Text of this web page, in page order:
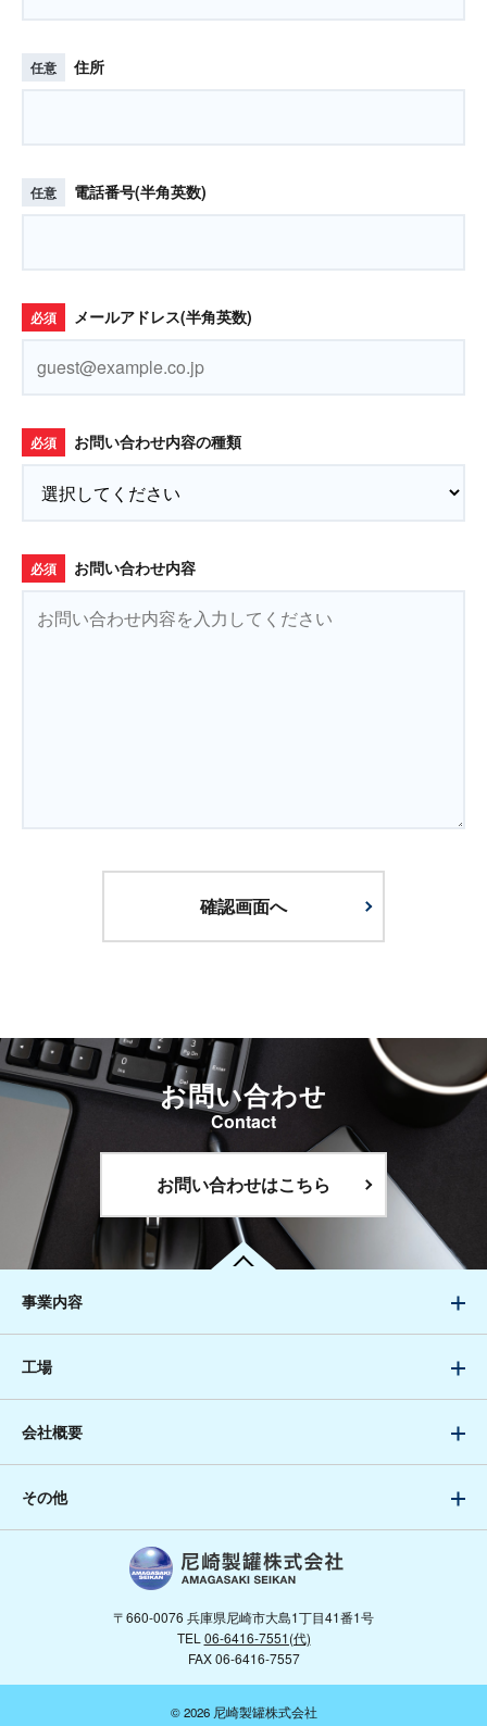
任意 住所
任意 電話番号(半角英数)
必須 メールアドレス(半角英数)
必須 お問い合わせ内容の種類
必須 お問い合わせ内容
お問い合わせ
Contact
お問い合わせはこちら
〒660-0076 兵庫県尼崎市大島1丁目41番1号
TEL 06-6416-7551(代)
FAX 06-6416-7557
事業内容
工場
会社概要
その他
© 2026 尼崎製罐株式会社